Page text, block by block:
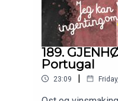
189.
Portugal
23:09 |